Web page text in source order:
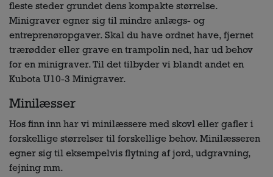
fleste steder grundet dens kompakte størrelse.
Minigraver egner sig til mindre anlægs- og
entreprenøropgaver. Skal du have ordnet have, fjernet
trærødder eller grave en trampolin ned, har ud behov
for en minigraver. Til det tilbyder vi blandt andet en
Kubota U10-3 Minigraver.
Minilæsser
Hos finn inn har vi minilæssere med skovl eller gafler i
forskellige størrelser til forskellige behov. Minilæsseren
egner sig til eksempelvis flytning af jord, udgravning,
fejning mm.